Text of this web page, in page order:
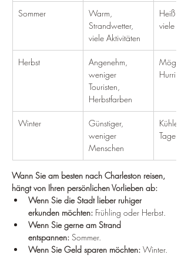
Sommer
Warm,
Strandwetter,
viele Aktivitäten
Heiß
viele
Herbst
Angenehm,
weniger
Touristen,
Herbstfarben
Winter
Günstiger,
weniger
Menschen
Kühler,
Tage
Wann Sie am besten nach Charleston reisen,
hängt von Ihren persönlichen Vorlieben ab:
Wenn Sie die Stadt lieber ruhiger
erkunden möchten: Frühling oder Herbst.
Wenn Sie gerne am Strand
entspannen: Sommer.
Wenn Sie Geld sparen möchten: Winter.